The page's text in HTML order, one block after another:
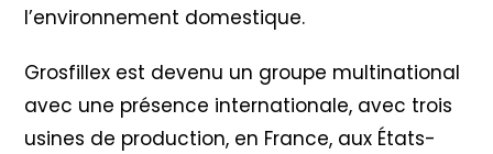
l’environnement domestique.
Grosfillex est devenu un groupe multinational
avec une présence internationale, avec trois
usines de production, en France, aux États-